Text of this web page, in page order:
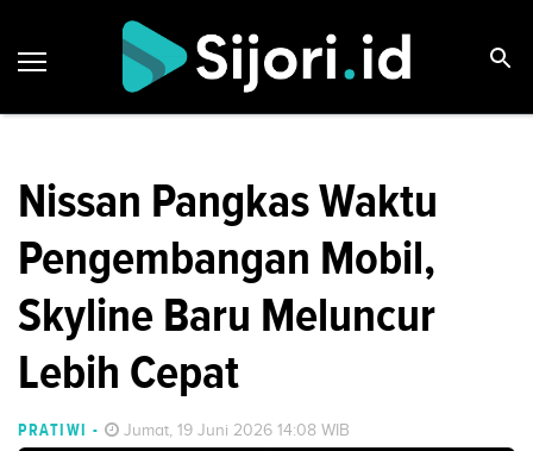
Nissan Pangkas Waktu
Pengembangan Mobil,
Skyline Baru Meluncur
Lebih Cepat
PRATIWI - Jumat, 19 Juni 2026 14:08 WIB